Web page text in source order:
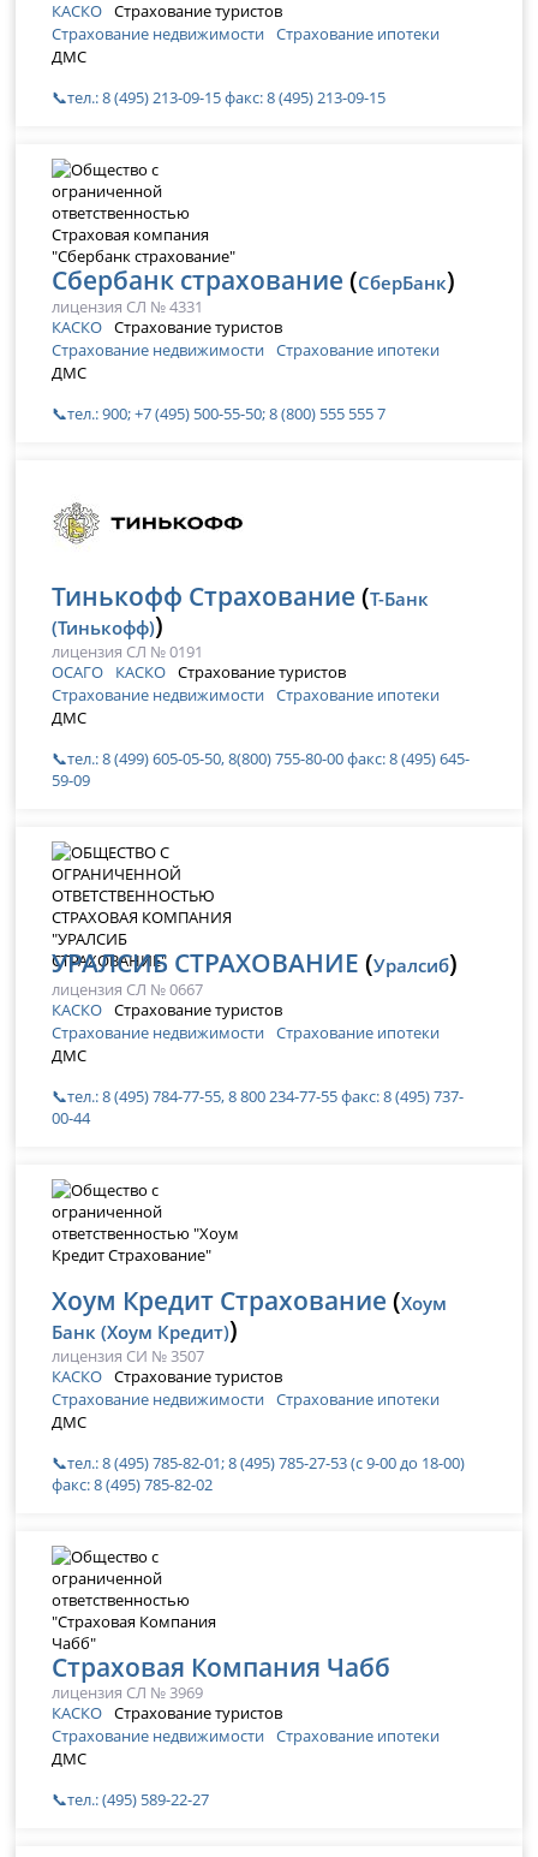
КАСКО Страхование туристов
Страхование недвижимости Страхование ипотеки
ДМС
📞тел.: 8 (495) 213-09-15 факс: 8 (495) 213-09-15
Сбербанк страхование (СберБанк)
лицензия СЛ № 4331
КАСКО Страхование туристов
Страхование недвижимости Страхование ипотеки
ДМС
📞тел.: 900; +7 (495) 500-55-50; 8 (800) 555 555 7
Тинькофф Страхование (Т-Банк
(Тинькофф))
лицензия СЛ № 0191
ОСАГО
КАСКО Страхование туристов
Страхование недвижимости Страхование ипотеки
ДМС
📞тел.: 8 (499) 605-05-50, 8(800) 755-80-00 факс: 8 (495) 645-
59-09
УРАЛСИБ СТРАХОВАНИЕ (Уралсиб)
лицензия СЛ № 0667
КАСКО Страхование туристов
Страхование недвижимости Страхование ипотеки
ДМС
📞тел.: 8 (495) 784-77-55, 8 800 234-77-55 факс: 8 (495) 737-
00-44
Хоум Кредит Страхование (Хоум
Банк (Хоум Кредит))
лицензия СИ № 3507
КАСКО Страхование туристов
Страхование недвижимости Страхование ипотеки
ДМС
📞тел.: 8 (495) 785-82-01; 8 (495) 785-27-53 (с 9-00 до 18-00)
факс: 8 (495) 785-82-02
Страховая Компания Чабб
лицензия СЛ № 3969
КАСКО Страхование туристов
Страхование недвижимости Страхование ипотеки
ДМС
📞тел.: (495) 589-22-27